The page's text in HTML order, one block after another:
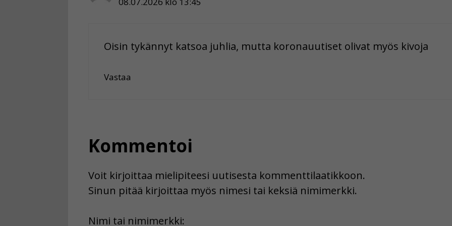
Oisin tykännyt katsoa juhlia, mutta koronauutiset olivat myös kivoja
Vastaa
Kommentoi
Voit kirjoittaa mielipiteesi uutisesta kommenttilaatikkoon.
Sinun pitää kirjoittaa myös nimesi tai keksiä nimimerkki.
Nimi tai nimimerkki: